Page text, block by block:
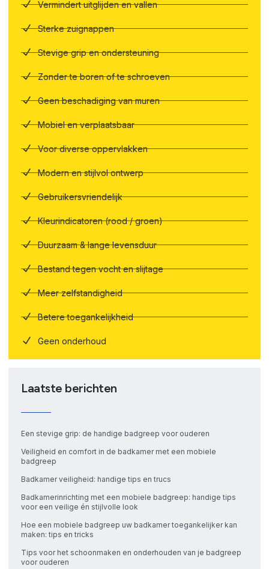
Vermindert uitglijden en vallen
Sterke zuignappen
Stevige grip en ondersteuning
Zonder te boren of te schroeven
Geen beschadiging van muren
Mobiel en verplaatsbaar
Voor diverse oppervlakken
Modern en stijlvol ontwerp
Gebruikersvriendelijk
Kleurindicatoren (rood / groen)
Duurzaam & lange levensduur
Bestand tegen vocht en slijtage
Meer zelfstandigheid
Betere toegankelijkheid
Geen onderhoud
Laatste berichten
Een stevige grip: de handige badgreep voor ouderen
Veiligheid en comfort in de badkamer met een mobiele
badgreep
Badkamer veiligheid: handige tips en trucs
Badkamerinrichting met een mobiele badgreep: handige tips
voor een veilige én stijlvolle look
Hoe een mobiele badgreep uw badkamer toegankelijker kan
maken: tips en tricks
Tips voor het schoonmaken en onderhouden van je badgreep
voor ouderen